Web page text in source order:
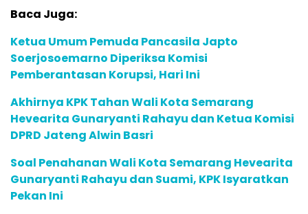
Baca Juga:
Ketua Umum Pemuda Pancasila Japto
Soerjosoemarno Diperiksa Komisi
Pemberantasan Korupsi, Hari Ini
Akhirnya KPK Tahan Wali Kota Semarang
Hevearita Gunaryanti Rahayu dan Ketua Komisi
DPRD Jateng Alwin Basri
Soal Penahanan Wali Kota Semarang Hevearita
Gunaryanti Rahayu dan Suami, KPK Isyaratkan
Pekan Ini